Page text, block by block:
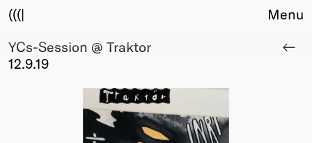
(((|
About
Club
Menu
YCs-Session @ Traktor
12.9.19